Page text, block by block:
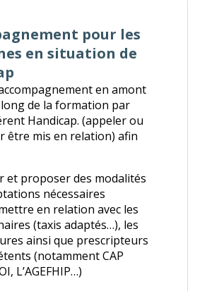
pour les
en situation de
en amont
de la formation par
Handicap. (appeler ou
être mis en relation) afin
et proposer des modalités
nécessaires
en relation avec les
(taxis adaptés…), les
ainsi que prescripteurs
(notamment CAP
L’AGEFHIP…)